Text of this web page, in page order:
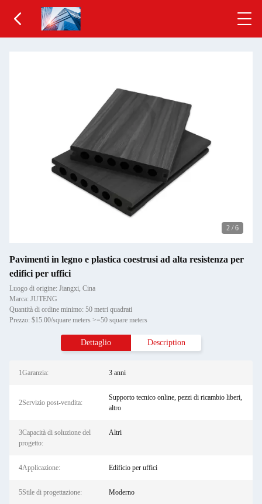
2 / 6
Pavimenti in legno e plastica coestrusi ad alta resistenza per
edifici per uffici
Luogo di origine: Jiangxi, Cina
Marca: JUTENG
Quantità di ordine minimo: 50 metri quadrati
Prezzo: $15.00/square meters >=50 square meters
Dettaglio Description
1Garanzia: 3 anni
2Servizio post-vendita:
Supporto tecnico online, pezzi di ricambio liberi,
altro
3Capacità di soluzione del
progetto:
Altri
4Applicazione: Edificio per uffici
5Stile di progettazione: Moderno